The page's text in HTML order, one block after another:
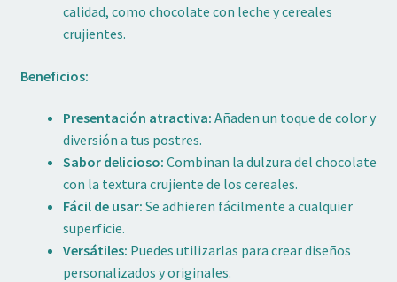
calidad, como chocolate con leche y cereales
crujientes.
Beneficios:
Presentación atractiva: Añaden un toque de color y
diversión a tus postres.
Sabor delicioso: Combinan la dulzura del chocolate
con la textura crujiente de los cereales.
Fácil de usar: Se adhieren fácilmente a cualquier
superficie.
Versátiles: Puedes utilizarlas para crear diseños
personalizados y originales.